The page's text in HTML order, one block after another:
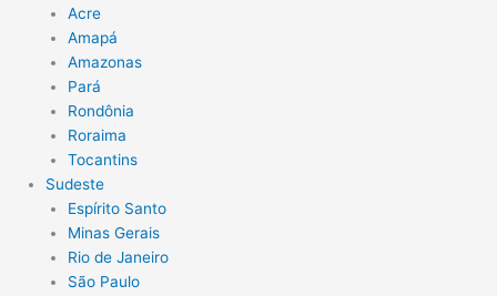
Acre
Amapá
Amazonas
Pará
Rondônia
Roraima
Tocantins
Sudeste
Espírito Santo
Minas Gerais
Rio de Janeiro
São Paulo